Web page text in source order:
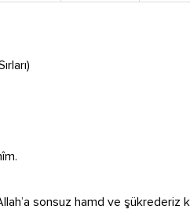
sonsuz hamd ve şükrederiz